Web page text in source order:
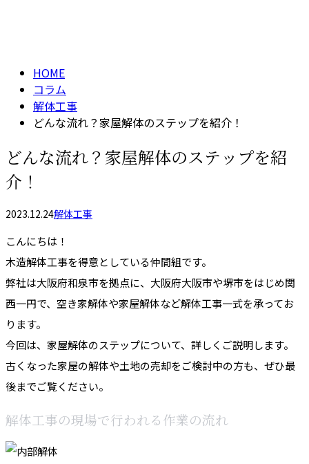
HOME
コラム
解体工事
どんな流れ？家屋解体のステップを紹介！
どんな流れ？家屋解体のステップを紹
介！
2023.12.24解体工事
こんにちは！
木造解体工事を得意としている仲間組です。
弊社は大阪府和泉市を拠点に、大阪府大阪市や堺市をはじめ関
西一円で、空き家解体や家屋解体など解体工事一式を承ってお
ります。
今回は、家屋解体のステップについて、詳しくご説明します。
古くなった家屋の解体や土地の売却をご検討中の方も、ぜひ最
後までご覧ください。
解体工事の現場で行われる作業の流れ